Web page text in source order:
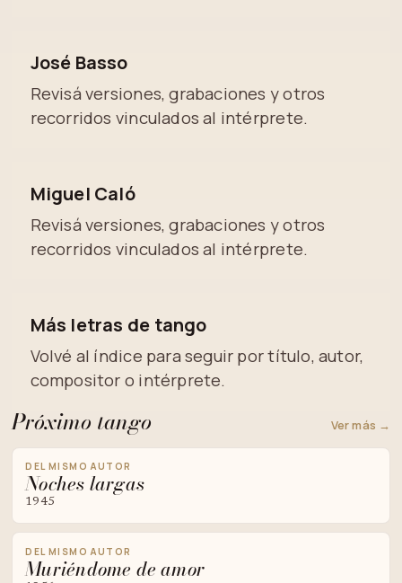
José Basso
Revisá versiones, grabaciones y otros
recorridos vinculados al intérprete.
Miguel Caló
Revisá versiones, grabaciones y otros
recorridos vinculados al intérprete.
Más letras de tango
Volvé al índice para seguir por título, autor,
compositor o intérprete.
Próximo tango Ver más →
DEL MISMO AUTOR
Noches largas
1945
DEL MISMO AUTOR
Muriéndome de amor